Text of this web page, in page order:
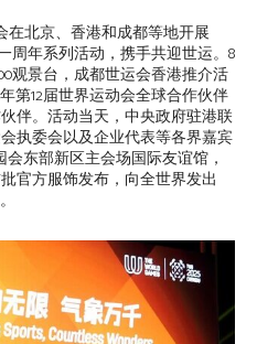
在北京、香港和成都等地开展
周年系列活动，携手共迎世运。8
观景台，成都世运会香港推介活
第12届世界运动会全球合作伙伴
伴。活动当天，中央政府驻港联
执委会以及企业代表等各界嘉宾
东部新区主会场国际友谊馆，
官方服饰发布，向全世界发出